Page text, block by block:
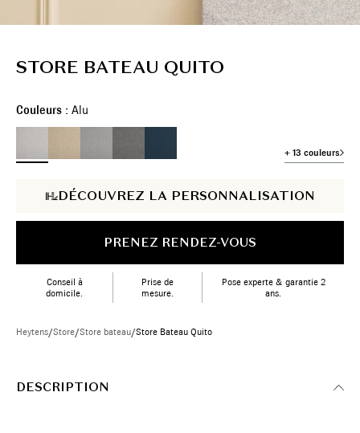
STORE BATEAU QUITO
Couleurs : Alu
+ 13 couleurs
DÉCOUVREZ LA PERSONNALISATION
PRENEZ RENDEZ-VOUS
Conseil à
domicile.
Prise de
mesure.
Pose experte & garantie 2
ans.
Heytens/Store/Store bateau/Store Bateau Quito
DESCRIPTION